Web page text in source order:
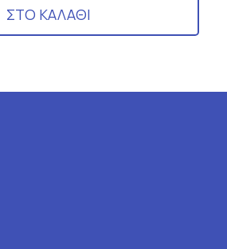
ΣΤΟ ΚΑΛΑΘΙ